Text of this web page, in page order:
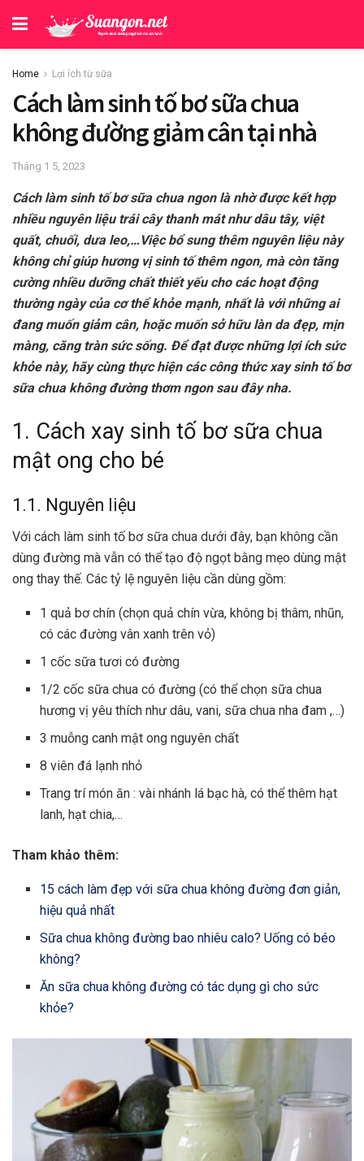
Home Lợi ích từ sữa
Cách làm sinh tố bơ sữa chua
không đường giảm cân tại nhà
Tháng 1 5, 2023
Cách làm sinh tố bơ sữa chua ngon là nhờ được kết hợp
nhiều nguyên liệu trái cây thanh mát như dâu tây, việt
quất, chuối, dưa leo,…Việc bổ sung thêm nguyên liệu này
không chỉ giúp hương vị sinh tố thêm ngon, mà còn tăng
cường nhiều dưỡng chất thiết yếu cho các hoạt động
thường ngày của cơ thể khỏe mạnh, nhất là với những ai
đang muốn giảm cân, hoặc muốn sở hữu làn da đẹp, mịn
màng, căng tràn sức sống. Để đạt được những lợi ích sức
khỏe này, hãy cùng thực hiện các công thức xay sinh tố bơ
sữa chua không đường thơm ngon sau đây nha.
1. Cách xay sinh tố bơ sữa chua
mật ong cho bé
1.1. Nguyên liệu
Với cách làm sinh tố bơ sữa chua dưới đây, bạn không cần
dùng đường mà vẫn có thể tạo độ ngọt bằng mẹo dùng mật
ong thay thế. Các tỷ lệ nguyên liệu cần dùng gồm:
1 quả bơ chín (chọn quả chín vừa, không bị thâm, nhũn,
có các đường vân xanh trên vỏ)
1 cốc sữa tươi có đường
1/2 cốc sữa chua có đường (có thể chọn sữa chua
hương vị yêu thích như dâu, vani, sữa chua nha đam ,…)
3 muỗng canh mật ong nguyên chất
8 viên đá lạnh nhỏ
Trang trí món ăn : vài nhánh lá bạc hà, có thể thêm hạt
lanh, hạt chia,…
Tham khảo thêm:
15 cách làm đẹp với sữa chua không đường đơn giản,
hiệu quả nhất
Sữa chua không đường bao nhiêu calo? Uống có béo
không?
Ăn sữa chua không đường có tác dụng gì cho sức
khỏe?